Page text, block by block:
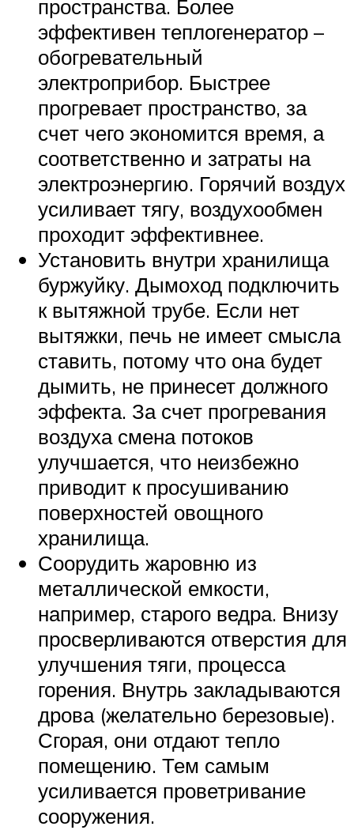
пространства. Более
эффективен теплогенератор –
обогревательный
электроприбор. Быстрее
прогревает пространство, за
счет чего экономится время, а
соответственно и затраты на
электроэнергию. Горячий воздух
усиливает тягу, воздухообмен
проходит эффективнее.
Установить внутри хранилища
буржуйку. Дымоход подключить
к вытяжной трубе. Если нет
вытяжки, печь не имеет смысла
ставить, потому что она будет
дымить, не принесет должного
эффекта. За счет прогревания
воздуха смена потоков
улучшается, что неизбежно
приводит к просушиванию
поверхностей овощного
хранилища.
Соорудить жаровню из
металлической емкости,
например, старого ведра. Внизу
просверливаются отверстия для
улучшения тяги, процесса
горения. Внутрь закладываются
дрова (желательно березовые).
Сгорая, они отдают тепло
помещению. Тем самым
усиливается проветривание
сооружения.